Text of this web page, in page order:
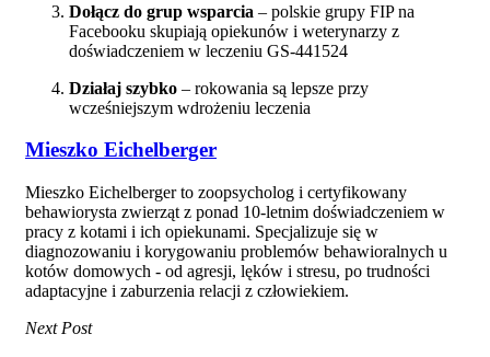
Dołącz do grup wsparcia – polskie grupy FIP na
Facebooku skupiają opiekunów i weterynarzy z
doświadczeniem w leczeniu GS-441524
Działaj szybko – rokowania są lepsze przy
wcześniejszym wdrożeniu leczenia
Mieszko Eichelberger
Mieszko Eichelberger to zoopsycholog i certyfikowany
behawiorysta zwierząt z ponad 10-letnim doświadczeniem w
pracy z kotami i ich opiekunami. Specjalizuje się w
diagnozowaniu i korygowaniu problemów behawioralnych u
kotów domowych - od agresji, lęków i stresu, po trudności
adaptacyjne i zaburzenia relacji z człowiekiem.
Next Post